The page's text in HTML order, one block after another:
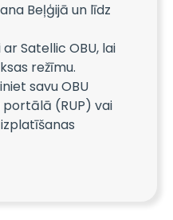
Beļģijā un līdz
Satellic OBU, lai
režīmu.
savu OBU
(RUP) vai